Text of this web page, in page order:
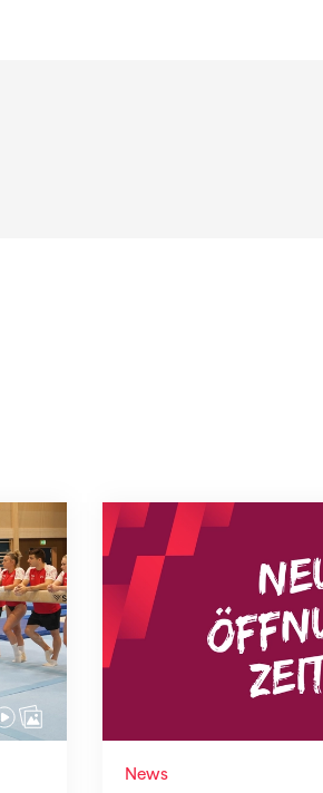
News
Neue